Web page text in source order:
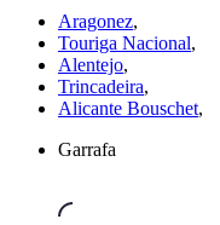
€
18,00/unidade
Aragonez,
Touriga Nacional,
Alentejo,
Trincadeira,
Alicante Bouschet,
Garrafa